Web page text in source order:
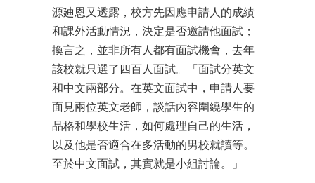
源廸恩又透露，校方先因應申請人的成績
和課外活動情況，決定是否邀請他面試；
換言之，並非所有人都有面試機會，去年
該校就只選了四百人面試。「面試分英文
和中文兩部分。在英文面試中，申請人要
面見兩位英文老師，談話內容圍繞學生的
品格和學校生活，如何處理自己的生活，
以及他是否適合在多活動的男校就讀等。
至於中文面試，其實就是小組討論。」